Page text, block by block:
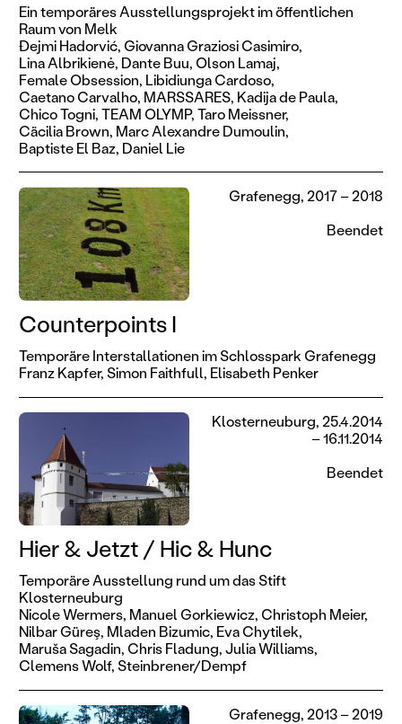
Ein temporäres Ausstellungsprojekt im öffentlichen
Raum von Melk
Ðejmi Hadorvić, Giovanna Graziosi Casimiro,
Lina Albrikienė, Dante Buu, Olson Lamaj,
Female Obsession, Libidiunga Cardoso,
Caetano Carvalho, MARSSARES, Kadija de Paula,
Chico Togni,TEAM OLYMP,Taro Meissner,
Cäcilia Brown, Marc Alexandre Dumoulin,
Baptiste El Baz, Daniel Lie
Counterpoints I
Temporäre Interstallationen im Schlosspark Grafenegg
Franz Kapfer,Simon Faithfull, Elisabeth Penker
Grafenegg, 2017 – 2018
Beendet
Hier & Jetzt / Hic & Hunc
Temporäre Ausstellung rund um das Stift
Klosterneuburg
Nicole Wermers, Manuel Gorkiewicz, Christoph Meier,
Nilbar Güreş, Mladen Bizumic, Eva Chytilek,
Maruša Sagadin, Chris Fladung,Julia Williams,
Clemens Wolf,Steinbrener/Dempf
Klosterneuburg, 25.4.2014
– 16.11.2014
Beendet
Grafenegg, 2013 – 2019